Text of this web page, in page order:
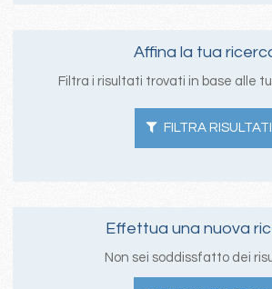
Affina la tua
Filtra i risultati trovati in base alle
FILTRA RISULTATI
Effettua una nuova
Non sei soddissfatto dei